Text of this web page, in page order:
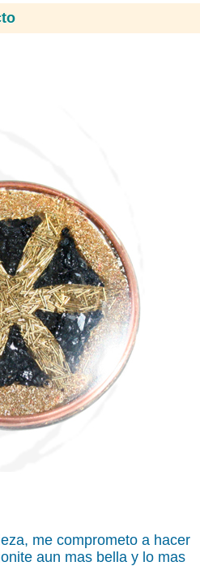
me comprometo a hacer
aun mas bella y lo mas